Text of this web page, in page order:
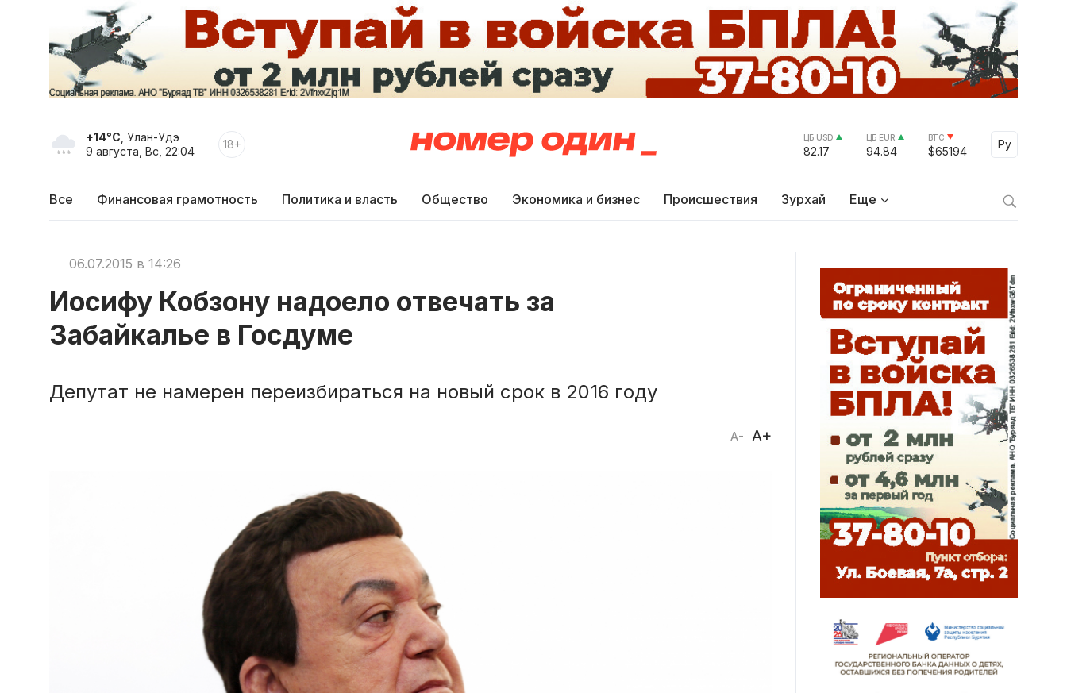
+14°C , Улан-Удэ
9 августа, Вс, 22:04
18+ ЦБ USD
82.17
ЦБ EUR
94.84
BTC
$65194
Ру
Select
Все Финансовая грамотность Политика и власть Общество Экономика и бизнес Происшествия Зурхай Еще
06.07.2015 в 14:26
Иосифу Кобзону надоело отвечать за
Забайкалье в Госдуме
Депутат не намерен переизбираться на новый срок в 2016 году
A- A+